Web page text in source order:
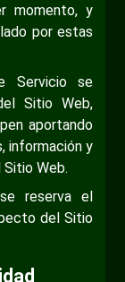
momento, y
por estas
Servicio se
Sitio Web,
aportando
información y
Web.
reserva el
del Sitio